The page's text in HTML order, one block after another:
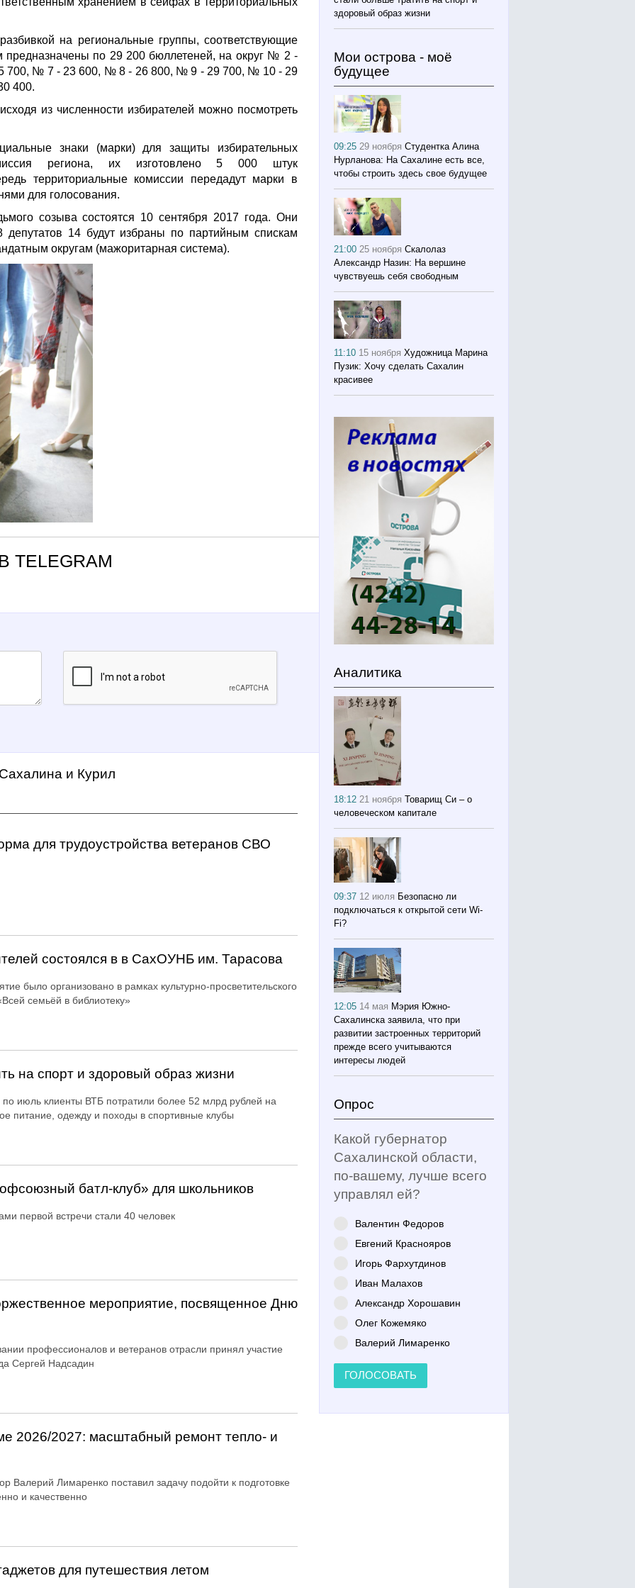
на региональные группы, соответствующие
по 29 200 бюллетеней, на округ № 2 -
№ 7 - 23 600, № 8 - 26 800, № 9 - 29 700, № 10 - 29
400.
из численности избирателей можно посмотреть
знаки (марки) для защиты избирательных
региона, их изготовлено 5 000 штук
территориальные комиссии передадут марки в
для голосования.
созыва состоятся 10 сентября 2017 года. Они
14 будут избраны по партийным спискам
округам (мажоритарная система).
Сахалина и Курил
для трудоустройства ветеранов СВО
состоялся в в СахОУНБ им. Тарасова
было организовано в рамках культурно-просветительского
семьёй в библиотеку»
на спорт и здоровый образ жизни
июль клиенты ВТБ потратили более 52 млрд рублей на
питание, одежду и походы в спортивные клубы
батл-клуб» для школьников
первой встречи стали 40 человек
мероприятие, посвященное Дню
профессионалов и ветеранов отрасли принял участие
Сергей Надсадин
2026/2027: масштабный ремонт тепло- и
Валерий Лимаренко поставил задачу подойти к подготовке
и качественно
для путешествия летом
здоровый образ жизни
Мои острова - моё
будущее
09:2529 ноября Студентка Алина
Нурланова: На Сахалине есть все,
чтобы строить здесь свое будущее
21:0025 ноября Скалолаз
Александр Назин: На вершине
чувствуешь себя свободным
11:10 15 ноября Художница Марина
Пузик: Хочу сделать Сахалин
красивее
Аналитика
18:1221 ноября Товарищ Си – о
человеческом капитале
09:37 12 июля Безопасно ли
подключаться к открытой сети Wi-
Fi?
12:05 14 мая Мэрия Южно-
Сахалинска заявила, что при
развитии застроенных территорий
прежде всего учитываются
интересы людей
Опрос
Какой губернатор
Сахалинской области,
по-вашему, лучше всего
управлял ей?
Валентин Федоров
Евгений Краснояров
Игорь Фархутдинов
Иван Малахов
Александр Хорошавин
Олег Кожемяко
Валерий Лимаренко
ГОЛОСОВАТЬ